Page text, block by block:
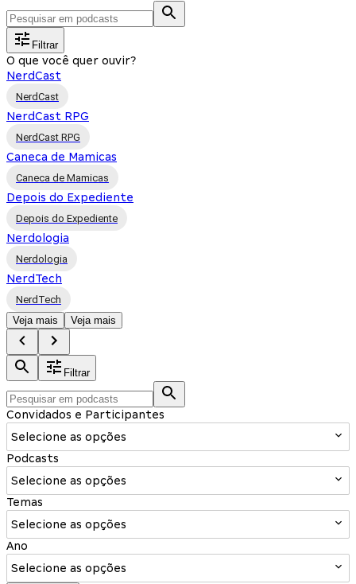
Filtrar
O que você quer ouvir?
NerdCast
NerdCast
NerdCast RPG
NerdCast RPG
Caneca de Mamicas
Caneca de Mamicas
Depois do Expediente
Depois do Expediente
Nerdologia
Nerdologia
NerdTech
NerdTech
Veja mais
Veja mais
Filtrar
Convidados e Participantes
Selecione as opções
Podcasts
Selecione as opções
Temas
Selecione as opções
Ano
Selecione as opções